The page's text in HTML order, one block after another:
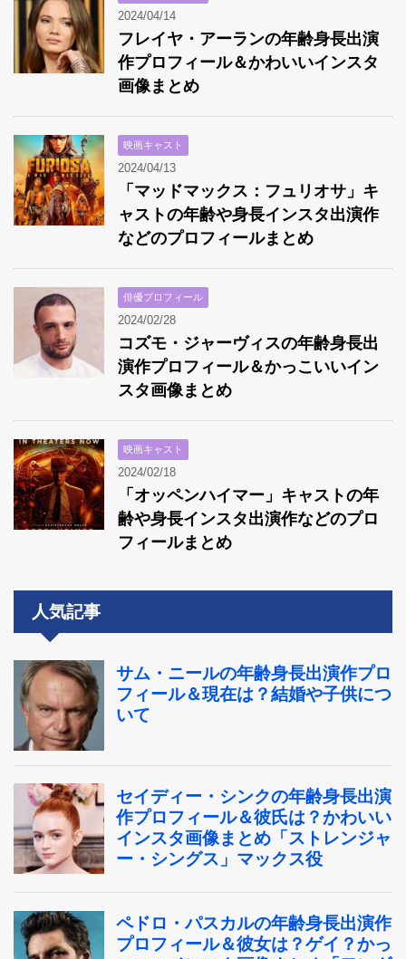
2024/04/14
フレイヤ・アーランの年齢身長出演
作プロフィール＆かわいいインスタ
画像まとめ
映画キャスト
2024/04/13
「マッドマックス：フュリオサ」キ
ャストの年齢や身長インスタ出演作
などのプロフィールまとめ
俳優プロフィール
2024/02/28
コズモ・ジャーヴィスの年齢身長出
演作プロフィール＆かっこいいイン
スタ画像まとめ
映画キャスト
2024/02/18
「オッペンハイマー」キャストの年
齢や身長インスタ出演作などのプロ
フィールまとめ
人気記事